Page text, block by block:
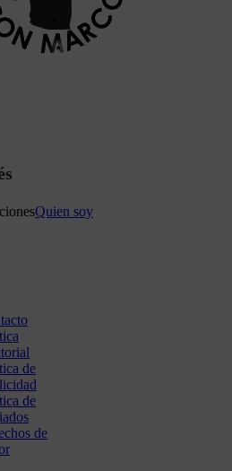
Quien soy
de
de
de